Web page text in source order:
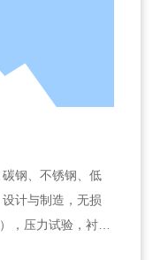
钢、不锈钢、低
计与制造，无损
，压力试验，衬